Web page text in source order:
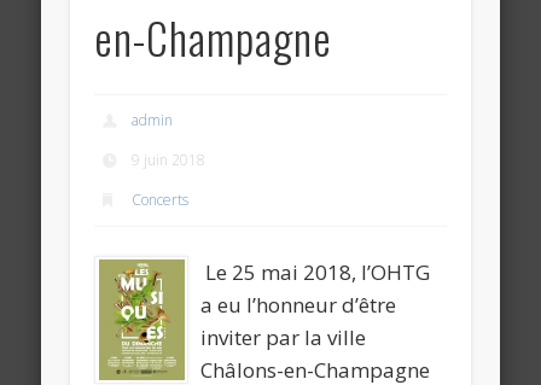
en-Champagne
admin
9 juin 2018
Concerts
Le 25 mai 2018, l’OHTG
a eu l’honneur d’être
inviter par la ville
Châlons-en-Champagne